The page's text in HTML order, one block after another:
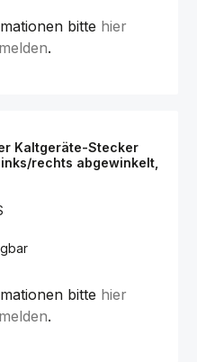
bitte hier
.
Kaltgeräte-Stecker
rechts abgewinkelt,
bitte hier
.